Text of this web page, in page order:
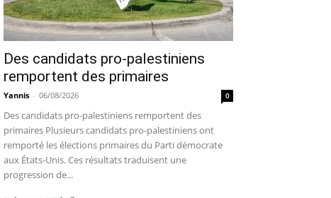
Des candidats pro-palestiniens
remportent des primaires
Yannis - 06/08/2026 0
Des candidats pro-palestiniens remportent des
primaires Plusieurs candidats pro-palestiniens ont
remporté les élections primaires du Parti démocrate
aux États-Unis. Ces résultats traduisent une
progression de...